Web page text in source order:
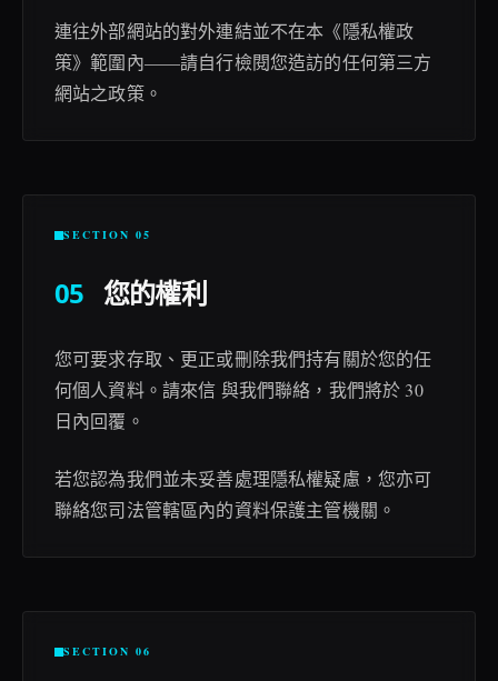
連往外部網站的對外連結並不在本《隱私權政
策》範圍內——請自行檢閱您造訪的任何第三方
網站之政策。
SECTION 05
05 您的權利
您可要求存取、更正或刪除我們持有關於您的任
何個人資料。請來信 與我們聯絡，我們將於 30
日內回覆。
若您認為我們並未妥善處理隱私權疑慮，您亦可
聯絡您司法管轄區內的資料保護主管機關。
SECTION 06